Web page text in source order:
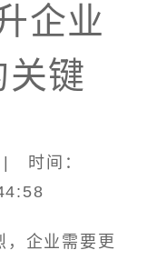
企业
键
时间：
，企业需要更